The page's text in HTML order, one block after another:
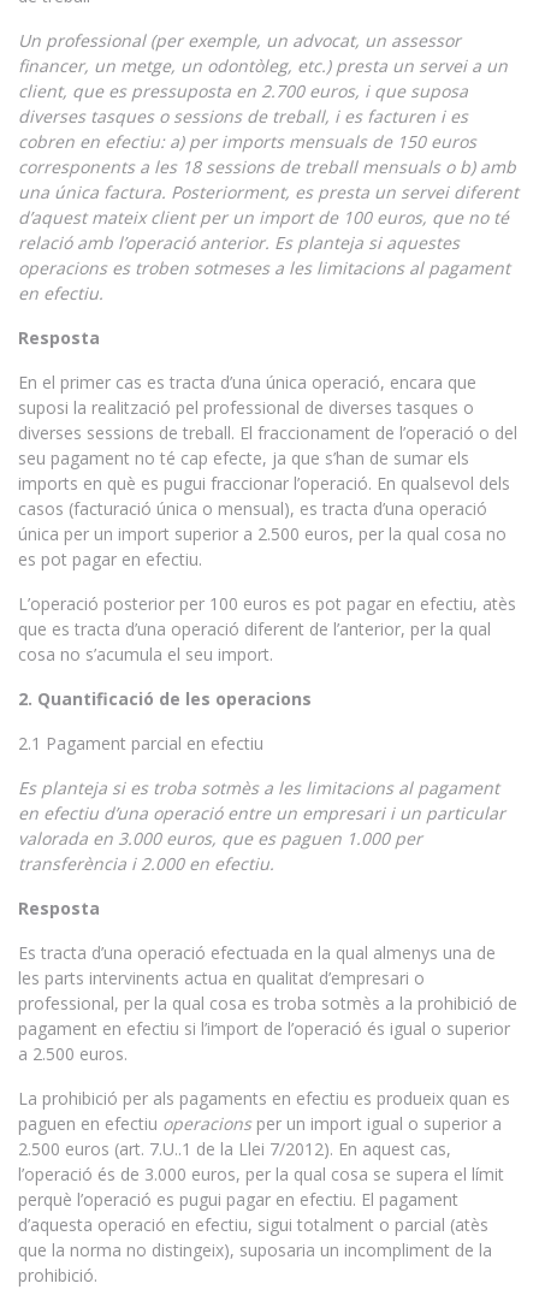
Un professional (per exemple, un advocat, un assessor
financer, un metge, un odontòleg, etc.) presta un servei a un
client, que es pressuposta en 2.700 euros, i que suposa
diverses tasques o sessions de treball, i es facturen i es
cobren en efectiu: a) per imports mensuals de 150 euros
corresponents a les 18 sessions de treball mensuals o b) amb
una única factura. Posteriorment, es presta un servei diferent
d’aquest mateix client per un import de 100 euros, que no té
relació amb l’operació anterior. Es planteja si aquestes
operacions es troben sotmeses a les limitacions al pagament
en efectiu.
Resposta
En el primer cas es tracta d’una única operació, encara que
suposi la realització pel professional de diverses tasques o
diverses sessions de treball. El fraccionament de l’operació o del
seu pagament no té cap efecte, ja que s’han de sumar els
imports en què es pugui fraccionar l’operació. En qualsevol dels
casos (facturació única o mensual), es tracta d’una operació
única per un import superior a 2.500 euros, per la qual cosa no
es pot pagar en efectiu.
L’operació posterior per 100 euros es pot pagar en efectiu, atès
que es tracta d’una operació diferent de l’anterior, per la qual
cosa no s’acumula el seu import.
2. Quantificació de les operacions
2.1 Pagament parcial en efectiu
Es planteja si es troba sotmès a les limitacions al pagament
en efectiu d’una operació entre un empresari i un particular
valorada en 3.000 euros, que es paguen 1.000 per
transferència i 2.000 en efectiu.
Resposta
Es tracta d’una operació efectuada en la qual almenys una de
les parts intervinents actua en qualitat d’empresari o
professional, per la qual cosa es troba sotmès a la prohibició de
pagament en efectiu si l’import de l’operació és igual o superior
a 2.500 euros.
La prohibició per als pagaments en efectiu es produeix quan es
paguen en efectiu operacionsper un import igual o superior a
2.500 euros (art. 7.U..1 de la Llei 7/2012). En aquest cas,
l’operació és de 3.000 euros, per la qual cosa se supera el límit
perquè l’operació es pugui pagar en efectiu. El pagament
d’aquesta operació en efectiu, sigui totalment o parcial (atès
que la norma no distingeix), suposaria un incompliment de la
prohibició.